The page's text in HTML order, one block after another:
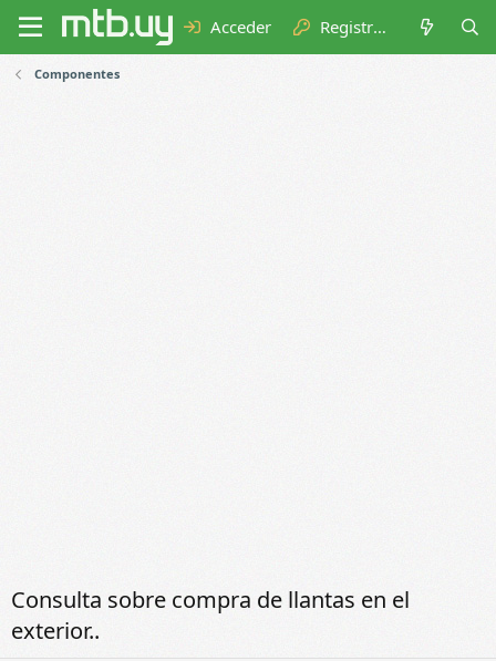
Acceder Registrarse
Componentes
Consulta sobre compra de llantas en el
exterior..